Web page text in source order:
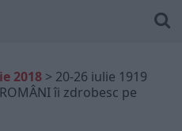
2018 > 20-26 iulie 1919
îi zdrobesc pe